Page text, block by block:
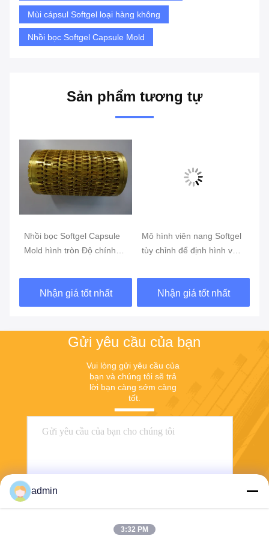
Mùi cápsul Softgel loại hàng không
Nhồi bọc Softgel Capsule Mold
Sản phẩm tương tự
Nhồi bọc Softgel Capsule
Mold hình tròn Độ chính
Nhận giá tốt nhất
Mô hình viên nang Softgel
tùy chỉnh để định hình và
Nhận giá tốt nhất
Gửi yêu cầu của bạn
Vui lòng gửi yêu cầu của
bạn và chúng tôi sẽ trả
lời bạn càng sớm càng
tốt.
admin
3:32 PM